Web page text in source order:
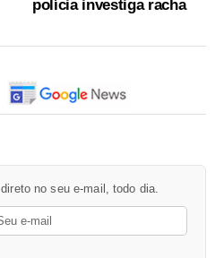
polícia investiga racha
direto no seu e-mail, todo dia.